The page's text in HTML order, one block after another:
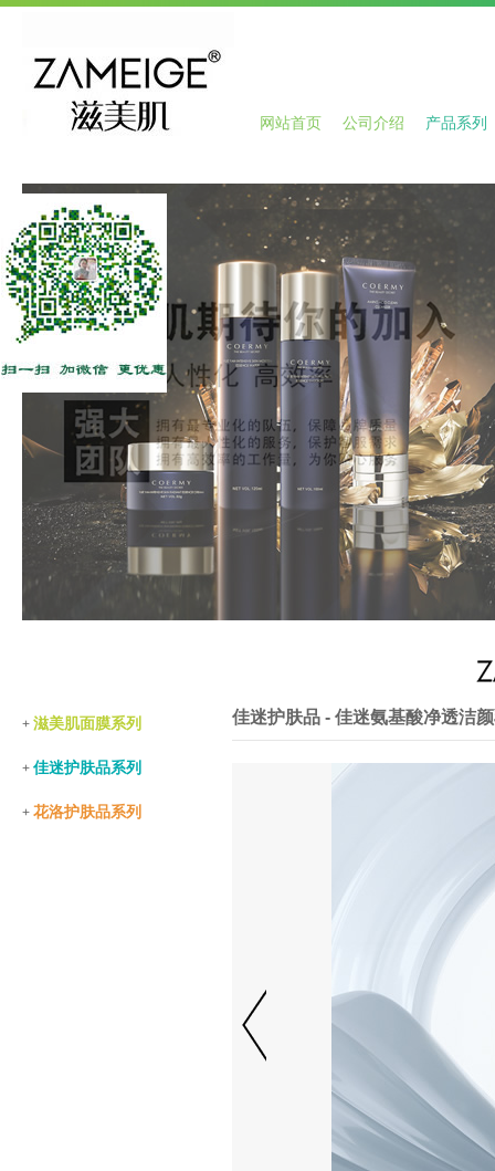
网站首页 公司介绍 产品系列
+ 滋美肌面膜系列
+ 佳迷护肤品系列
+ 花洛护肤品系列
佳迷护肤品 - 佳迷氨基酸净透洁